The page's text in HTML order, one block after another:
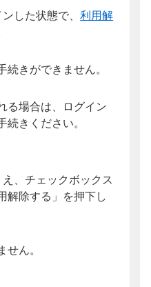
ンした状態で、利用解
きができません。
る場合は、ログイン
続きください。
え、チェックボックス
解除する」を押下し
ん。